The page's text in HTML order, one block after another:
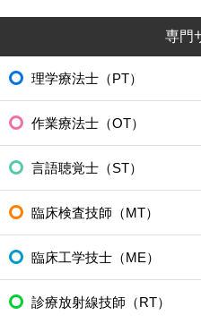
専門
理学療法士（PT）
作業療法士（OT）
言語聴覚士（ST）
臨床検査技師（MT）
臨床工学技士（ME）
診療放射線技師（RT）